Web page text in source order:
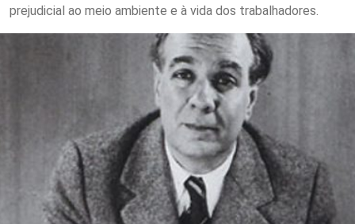
prejudicial ao meio ambiente e à vida dos trabalhadores.